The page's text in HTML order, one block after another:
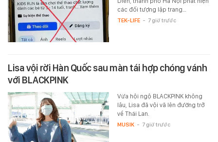
các đối tượng lập trang…
TEK-LIFE - 7 giờ trước
Lisa vội rời Hàn Quốc sau màn tái hợp chóng vánh
với BLACKPINK
Vừa hội ngộ BLACKPINK không
lâu, Lisa đã vội vã lên đường trở
về Thái Lan.
MUSIK - 7 giờ trước